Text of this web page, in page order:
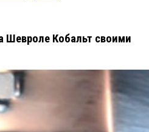
Кобальт своими